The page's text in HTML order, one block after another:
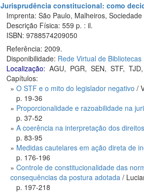
Jurisprudência constitucional: como
Imprenta: São Paulo, Malheiros,
Descrição Física: 559 p. : il.
ISBN: 9788574209050
Referência: 2009.
Disponibilidade: Rede Virtual de Bibliotecas
Localização: AGU, PGR, SEN, STF, TJD,
Capítulos:
» O STF e o mito do legislador negativo /
p. 19-36
» Proporcionalidade e razoabilidade na
p. 37-52
» A coerência na interpretação dos
p. 83-95
» Medidas cautelares em ação direta de
p. 176-196
» Controle de constitucionalidade das
consequências da postura adotada /
p. 197-218